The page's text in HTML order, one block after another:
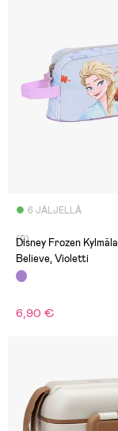
6 JÄLJELLÄ
(0)
Disney Frozen
Believe, Violetti
6,90 €